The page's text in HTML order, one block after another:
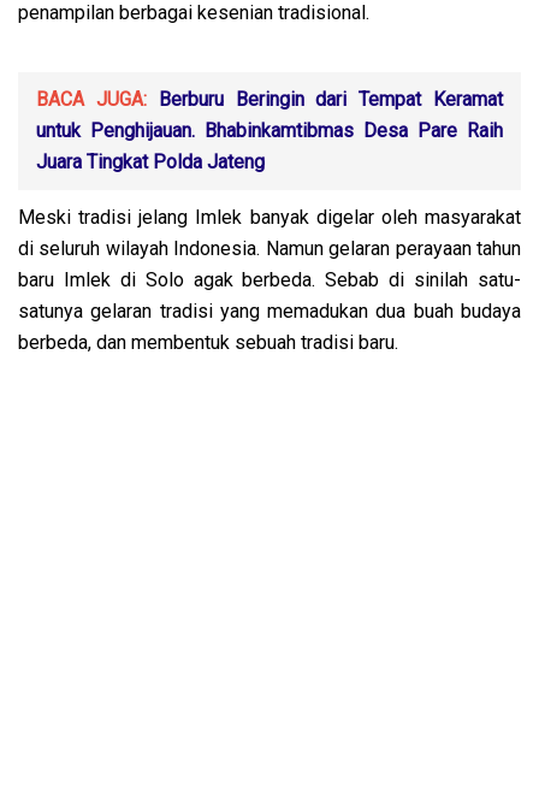
penampilan berbagai kesenian tradisional.
BACA JUGA: Berburu Beringin dari Tempat Keramat
untuk Penghijauan. Bhabinkamtibmas Desa Pare Raih
Juara Tingkat Polda Jateng
Meski tradisi jelang Imlek banyak digelar oleh masyarakat
di seluruh wilayah Indonesia. Namun gelaran perayaan tahun
baru Imlek di Solo agak berbeda. Sebab di sinilah satu-
satunya gelaran tradisi yang memadukan dua buah budaya
berbeda, dan membentuk sebuah tradisi baru.